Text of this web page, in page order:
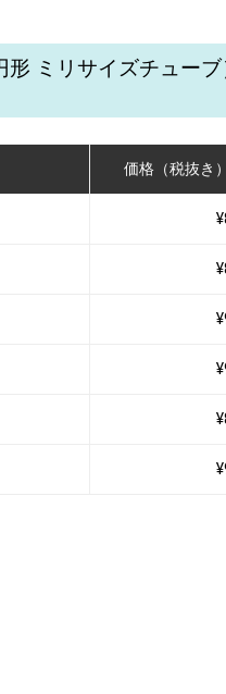
ミリサイズチュー
価格（税抜き）